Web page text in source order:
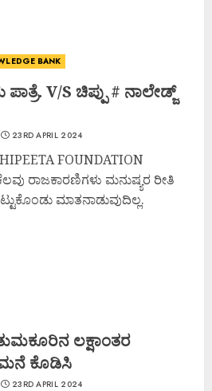
BANK
V/S ಚಿಪ್ಪು # ನಾಲೇಡ್ಜ್
23RD APRIL 2024
FOUNDATION
ರಾಜಕಾರಣಿಗಳು ಮನುಷ್ಯರ ರೀತಿ
ಮಾತನಾಡುವುದಿಲ್ಲ.
ಲಕ್ಷಾಂತರ
ಕೊಡಿಸಿ
23RD APRIL 2024